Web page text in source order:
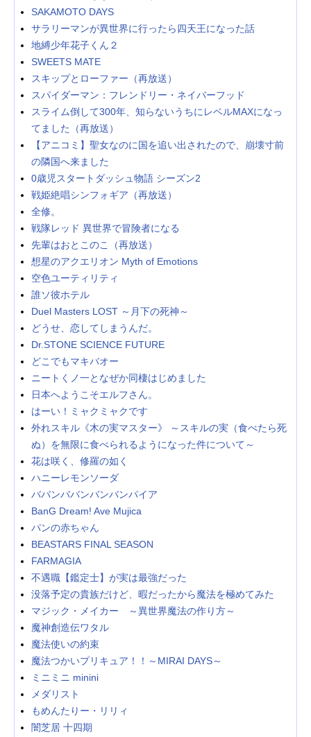
SAKAMOTO DAYS
サラリーマンが異世界に行ったら四天王になった話
地縛少年花子くん２
SWEETS MATE
スキップとローファー（再放送）
スパイダーマン：フレンドリー・ネイバーフッド
スライム倒して300年、知らないうちにレベルMAXになっ
てました（再放送）
【アニコミ】聖女なのに国を追い出されたので、崩壊寸前
の隣国へ来ました
0歳児スタートダッシュ物語 シーズン2
戦姫絶唱シンフォギア（再放送）
全修。
戦隊レッド 異世界で冒険者になる
先輩はおとこのこ（再放送）
想星のアクエリオン Myth of Emotions
空色ユーティリティ
誰ソ彼ホテル
Duel Masters LOST ～月下の死神～
どうせ、恋してしまうんだ。
Dr.STONE SCIENCE FUTURE
どこでもマキバオー
ニートくノ一となぜか同棲はじめました
日本へようこそエルフさん。
はーい！ミャクミャクです
外れスキル《木の実マスター》 ～スキルの実（食べたら死
ぬ）を無限に食べられるようになった件について～
花は咲く、修羅の如く
ハニーレモンソーダ
ババンババンバンバンパイア
BanG Dream! Ave Mujica
パンの赤ちゃん
BEASTARS FINAL SEASON
FARMAGIA
不遇職【鑑定士】が実は最強だった
没落予定の貴族だけど、暇だったから魔法を極めてみた
マジック・メイカー ～異世界魔法の作り方～
魔神創造伝ワタル
魔法使いの約束
魔法つかいプリキュア！！～MIRAI DAYS～
ミニミニ minini
メダリスト
もめんたりー・リリィ
闇芝居 十四期